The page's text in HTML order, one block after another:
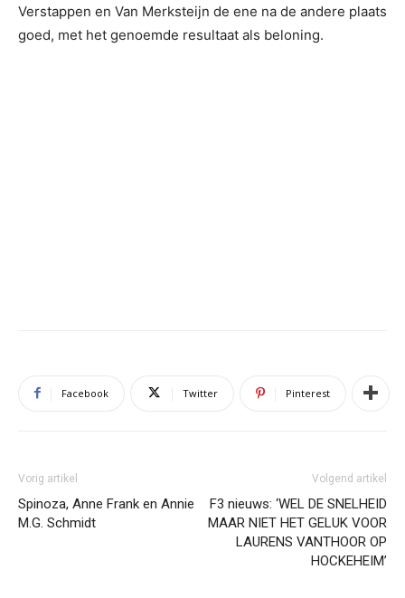
Verstappen en Van Merksteijn de ene na de andere plaats
goed, met het genoemde resultaat als beloning.
Facebook Twitter Pinterest
Vorig artikel
Spinoza, Anne Frank en Annie
M.G. Schmidt
Volgend artikel
F3 nieuws: ‘WEL DE SNELHEID
MAAR NIET HET GELUK VOOR
LAURENS VANTHOOR OP
HOCKEHEIM’